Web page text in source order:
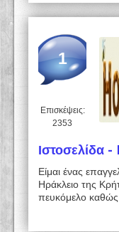
1
Επισκέψεις:
2353
Ιστοσελίδα
Είμαι ένας
Ηράκλειο της
πευκόμελο καθώς